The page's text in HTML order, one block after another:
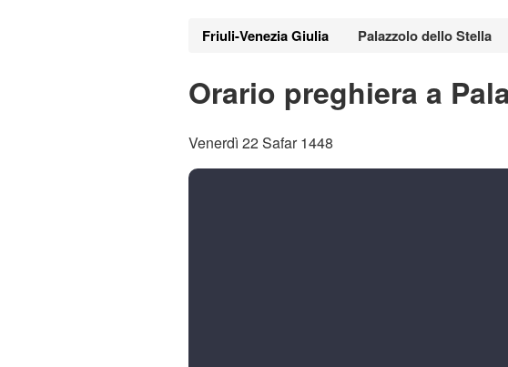
Friuli-Venezia Giulia Palazzolo dello Stella
Orario preghiera a
Venerdì 22 Safar 1448